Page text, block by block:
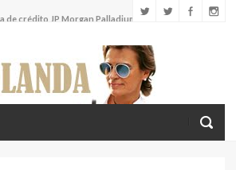
Vuitton lanza el nuevo Tambour Horizon Light Up